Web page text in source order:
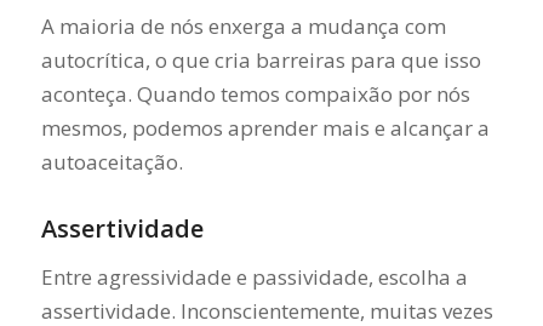
A maioria de nós enxerga a mudança com
autocrítica, o que cria barreiras para que isso
aconteça. Quando temos compaixão por nós
mesmos, podemos aprender mais e alcançar a
autoaceitação.
Assertividade
Entre agressividade e passividade, escolha a
assertividade. Inconscientemente, muitas vezes